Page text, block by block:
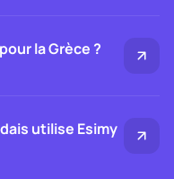
la Grèce ?
utilise Esimy